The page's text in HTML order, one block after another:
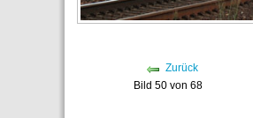
Zurück
Bild 50 von 68